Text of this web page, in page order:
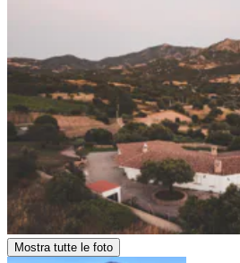
Mostra tutte le foto